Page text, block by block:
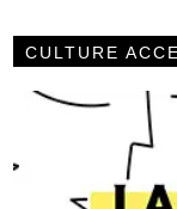
CULTURE